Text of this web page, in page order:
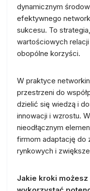
dynamicznym
efektywnego
sukcesu. To
wartościowych
obopólne korzyści.
W praktyce
przestrzeni do
dzielić się wiedzą i
innowacji i wzrostu.
nieodłącznym
firmom adaptację do
rynkowych i
Jakie kroki możesz